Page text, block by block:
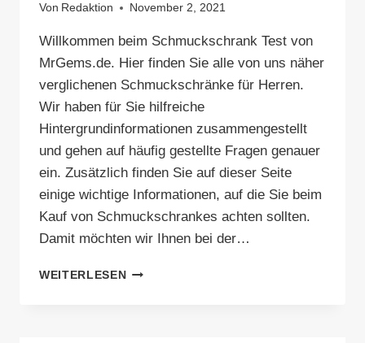
Von Redaktion November 2, 2021
Willkommen beim Schmuckschrank Test von
MrGems.de. Hier finden Sie alle von uns näher
verglichenen Schmuckschränke für Herren.
Wir haben für Sie hilfreiche
Hintergrundinformationen zusammengestellt
und gehen auf häufig gestellte Fragen genauer
ein. Zusätzlich finden Sie auf dieser Seite
einige wichtige Informationen, auf die Sie beim
Kauf von Schmuckschrankes achten sollten.
Damit möchten wir Ihnen bei der…
WEITERLESENSCHMUCKSCHRANK